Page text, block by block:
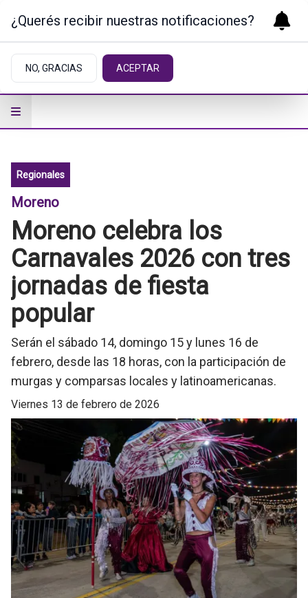
Regionales
Moreno
Moreno celebra los
Carnavales 2026 con tres
jornadas de fiesta
popular
Serán el sábado 14, domingo 15 y lunes 16 de
febrero, desde las 18 horas, con la participación de
murgas y comparsas locales y latinoamericanas.
viernes 13 de febrero de 2026
¿Querés recibir nuestras notificaciones?
NO, GRACIAS ACEPTAR